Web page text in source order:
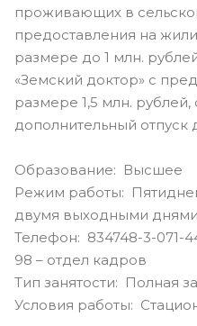
проживающих в
предоставления на
размере до 1 млн.
«Земский доктор» с
размере 1,5 млн.
дополнительный отпуск
Образование: Высшее
Режим работы:
двумя выходными днями
Телефон: 834748-3-071-
98 – отдел кадров
Тип занятости: Полная
Условия работы: